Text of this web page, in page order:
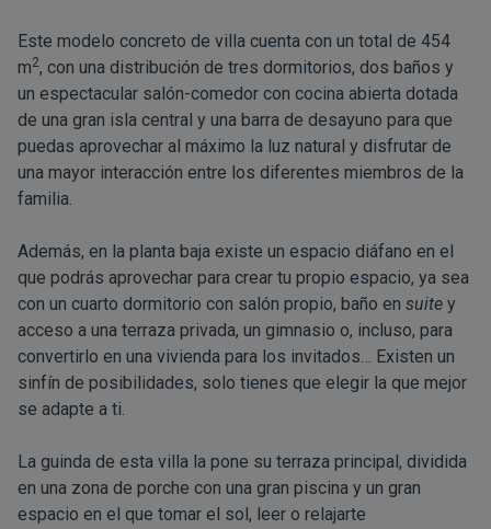
Este modelo concreto de villa cuenta con un total de 454
m2, con una distribución de tres dormitorios, dos baños y
un espectacular salón-comedor con cocina abierta dotada
de una gran isla central y una barra de desayuno para que
puedas aprovechar al máximo la luz natural y disfrutar de
una mayor interacción entre los diferentes miembros de la
familia.
Además, en la planta baja existe un espacio diáfano en el
que podrás aprovechar para crear tu propio espacio, ya sea
con un cuarto dormitorio con salón propio, baño en suite y
acceso a una terraza privada, un gimnasio o, incluso, para
convertirlo en una vivienda para los invitados… Existen un
sinfín de posibilidades, solo tienes que elegir la que mejor
se adapte a ti.
La guinda de esta villa la pone su terraza principal, dividida
en una zona de porche con una gran piscina y un gran
espacio en el que tomar el sol, leer o relajarte